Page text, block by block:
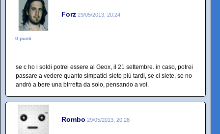
Forz 29/05/2013, 20:24
0 punti
se c ho i soldi potrei essere al Geox, il 21 settembre. in caso, potrei
passare a vedere quanto simpatici siete più tardi, se ci siete. se no
andrò a bere una birretta da solo, pensando a voi.
Rombo 29/05/2013, 20:28